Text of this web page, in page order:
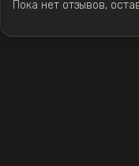
Пока нет отзывов,